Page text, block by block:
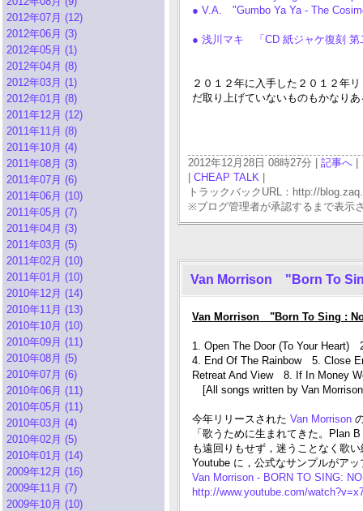
2012年07月 (12)
2012年06月 (3)
2012年05月 (1)
2012年04月 (8)
2012年03月 (1)
2012年01月 (8)
2011年12月 (12)
2011年11月 (8)
2011年10月 (4)
2011年08月 (3)
2011年07月 (6)
2011年06月 (10)
2011年05月 (7)
2011年04月 (3)
2011年03月 (5)
2011年02月 (10)
2011年01月 (10)
2010年12月 (14)
2010年11月 (13)
2010年10月 (10)
2010年09月 (11)
2010年08月 (5)
2010年07月 (6)
2010年06月 (11)
2010年05月 (11)
2010年03月 (4)
2010年02月 (5)
2010年01月 (14)
2009年12月 (16)
2009年11月 (7)
2009年10月 (10)
● V.A. "Gumbo Ya Ya - The
● 浅川マキ 「CD 紙ジャケ復刻 第
２０１２年に入手した２０１２年
だ取り上げていないものもかなりあ
2012年12月28日 08時27分 | 記事へ
CHEAP TALK
トラックバックURL：http://
※ブログ管理者が承認するまで表示
Van Morrison "Born To
Van Morrison "Born To Sing :
1. Open The Door (To Your
4. End Of The Rainbow 5. Close
Retreat And View 8. If In Money
[All songs written by Van
今年リリースされた Van Morrison
「歌うために生まれてきた。Plan
も遠回りもせず，迷うことなく歌
Youtube に，公式なサンプルがア
Van Morrison - BORN TO SING:
http://www.youtube.com/